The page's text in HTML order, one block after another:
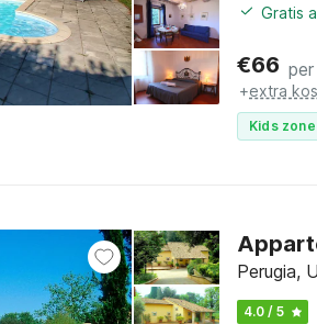
Gratis
€66
+extra
Kids
Perugia,
4.0 / 5